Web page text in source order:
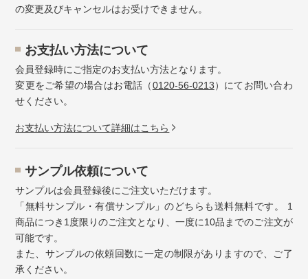
の変更及びキャンセルはお受けできません。
お⽀払い⽅法について
会員登録時にご指定のお支払い方法となります。
変更をご希望の場合はお電話（0120-56-0213）にてお問い合わ
せください。
お⽀払い⽅法について詳細はこちら
サンプル依頼について
サンプルは会員登録後にご注文いただけます。
「無料サンプル・有償サンプル」のどちらも送料無料です。 1
商品につき1度限りのご注文となり、一度に10品までのご注文が
可能です。
また、サンプルの依頼回数に一定の制限がありますので、ご了
承ください。